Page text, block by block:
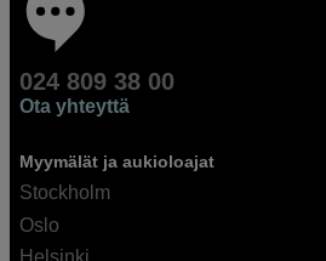
024 809 38 00
Ota yhteyttä
Myymälät ja aukioloajat
Stockholm
Oslo
Helsinki